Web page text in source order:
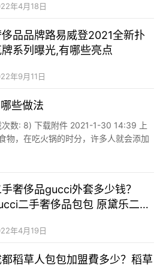
年4月18日
品品牌路易威登2021全新扑
牌系列曝光,有哪些亮点
年9月11日
些做法
数: 8) 下载附件 2021-1-30 14:39 上
物，在吃火锅的时分，许多人就会添加
法也有许多，和不同的食物搭配，能
口感也是不一样的，所以大家能够根
奢侈品gucci外套多少钱？
二手奢侈品包包 原黛乐二
年4月19日
都稻草人包包加盟費多少？稻草